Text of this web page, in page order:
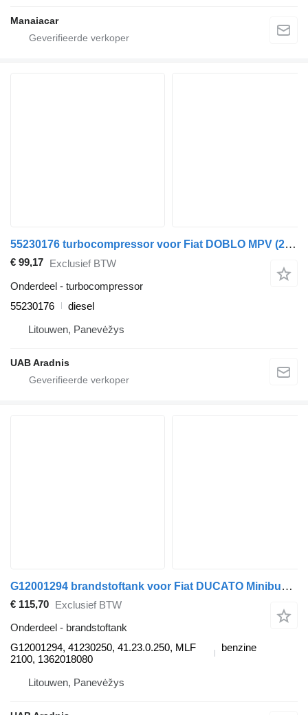
Manaiacar
55230176 turbocompressor voor Fiat DOBLO MPV (263_) auto
€ 99,17 Exclusief BTW
Onderdeel - turbocompressor
55230176
diesel
Litouwen, Panevėžys
UAB Aradnis
G12001294 brandstoftank voor Fiat DUCATO Minibus / passenger (250_, 290_) auto
€ 115,70 Exclusief BTW
Onderdeel - brandstoftank
G12001294, 41230250, 41.23.0.250, MLF
2100, 1362018080
benzine
Litouwen, Panevėžys